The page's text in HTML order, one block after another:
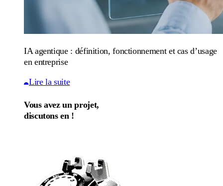
IA agentique : définition, fonctionnement et cas d’usage
en entreprise
Lire la suite
Vous avez un projet,
discutons en !